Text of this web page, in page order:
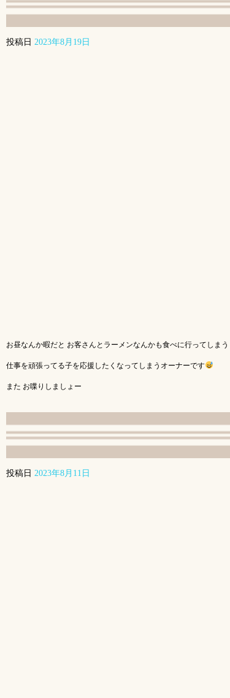
投稿日 2023年8月19日
お昼なんか暇だと お客さんとラーメンなんかも食べに行ってしまう
仕事を頑張ってる子を応援したくなってしまうオーナーです
また お喋りしましょー
投稿日 2023年8月11日